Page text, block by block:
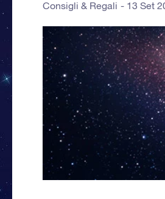
Consigli & Regali 13 Set